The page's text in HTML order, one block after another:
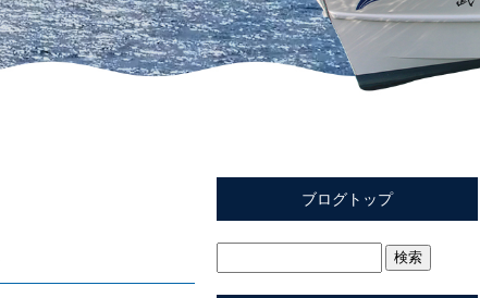
ブログトップ